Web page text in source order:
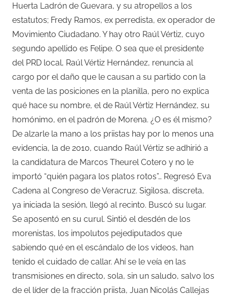
Huerta Ladrón de Guevara, y su atropellos a los
estatutos; Fredy Ramos, ex perredista, ex operador de
Movimiento Ciudadano. Y hay otro Raúl Vértiz, cuyo
segundo apellido es Felipe. O sea que el presidente
del PRD local, Raúl Vértiz Hernández, renuncia al
cargo por el daño que le causan a su partido con la
venta de las posiciones en la planilla, pero no explica
qué hace su nombre, el de Raúl Vértiz Hernández, su
homónimo, en el padrón de Morena. ¿O es él mismo?
De alzarle la mano a los priistas hay por lo menos una
evidencia, la de 2010, cuando Raúl Vértiz se adhirió a
la candidatura de Marcos Theurel Cotero y no le
importó “quién pagara los platos rotos”… Regresó Eva
Cadena al Congreso de Veracruz. Sigilosa, discreta,
ya iniciada la sesión, llegó al recinto. Buscó su lugar.
Se aposentó en su curul. Sintió el desdén de los
morenistas, los impolutos pejediputados que
sabiendo qué en el escándalo de los videos, han
tenido el cuidado de callar. Ahí se le veía en las
transmisiones en directo, sola, sin un saludo, salvo los
de el líder de la fracción priista, Juan Nicolás Callejas